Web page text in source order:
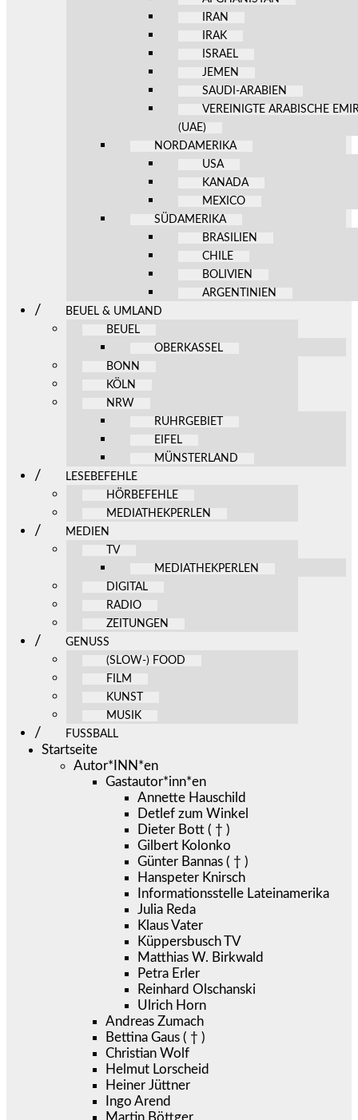
IRAN
IRAK
ISRAEL
JEMEN
SAUDI-ARABIEN
VEREINIGTE ARABISCHE
(UAE)
NORDAMERIKA
USA
KANADA
MEXICO
SÜDAMERIKA
BRASILIEN
CHILE
BOLIVIEN
ARGENTINIEN
BEUEL & UMLAND
BEUEL
OBERKASSEL
BONN
KÖLN
NRW
RUHRGEBIET
EIFEL
MÜNSTERLAND
LESEBEFEHLE
HÖRBEFEHLE
MEDIATHEKPERLEN
MEDIEN
TV
MEDIATHEKPERLEN
DIGITAL
RADIO
ZEITUNGEN
GENUSS
(SLOW-) FOOD
FILM
KUNST
MUSIK
FUSSBALL
Startseite
Autor*INN*en
Gastautor*inn*en
Annette Hauschild
Detlef zum Winkel
Dieter Bott ( † )
Gilbert Kolonko
Günter Bannas ( † )
Hanspeter Knirsch
Informationsstelle Lateinamerika
Julia Reda
Klaus Vater
Küppersbusch TV
Matthias W. Birkwald
Petra Erler
Reinhard Olschanski
Ulrich Horn
Andreas Zumach
Bettina Gaus ( † )
Christian Wolf
Helmut Lorscheid
Heiner Jüttner
Ingo Arend
Martin Böttger